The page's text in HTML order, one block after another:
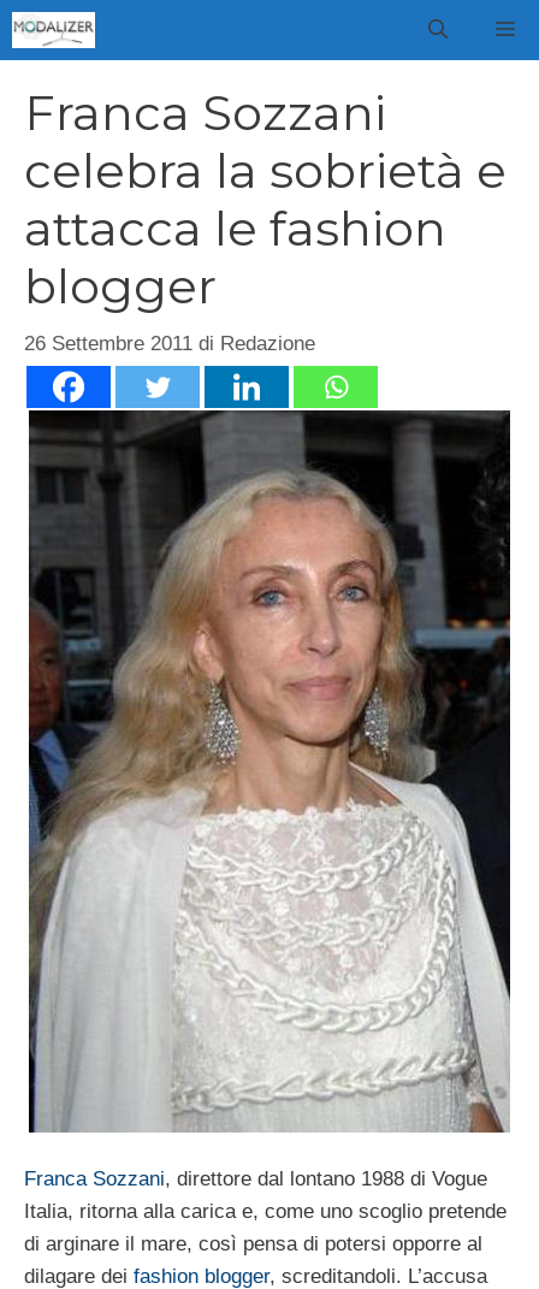
Vai
al
Franca Sozzani
celebra la sobrietà e
attacca le fashion
blogger
26 Settembre 2011 di Redazione
Franca Sozzani, direttore dal lontano 1988 di Vogue
Italia, ritorna alla carica e, come uno scoglio pretende
di arginare il mare, così pensa di potersi opporre al
dilagare dei fashion blogger, screditandoli. L’accusa